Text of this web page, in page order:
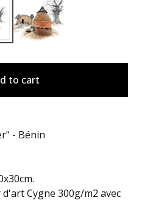
to cart
- Bénin
Cygne 300g/m2 avec